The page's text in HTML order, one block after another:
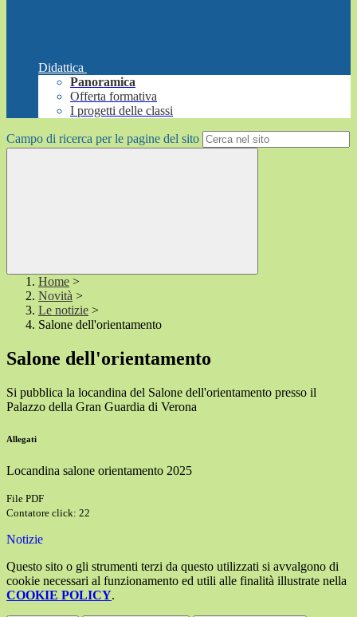
Didattica
Panoramica
Offerta formativa
I progetti delle classi
Campo di ricerca per le pagine del sito
Home >
Novità >
Le notizie >
Salone dell'orientamento
Salone dell'orientamento
Si pubblica la locandina del Salone dell'orientamento presso il
Palazzo della Gran Guardia di Verona
Allegati
Locandina salone orientamento 2025
File PDF
Contatore click: 22
Notizie
Questo sito o gli strumenti terzi da questo utilizzati si avvalgono di
cookie necessari al funzionamento ed utili alle finalità illustrate nella
COOKIE POLICY.